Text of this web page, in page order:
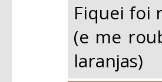
Fiquei foi
(e me
laranjas)